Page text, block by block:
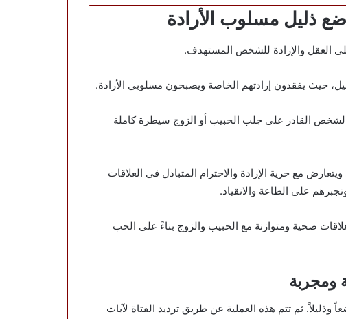
ذليل مسلوب الأرادة
العقل والإرادة للشخص المستهدف.
حيث يفقدون إرادتهم الخاصة ويصبحون مسلوبي الأرادة.
الشخص القادر على جلب الحبيب أو الزوج سيطرة كاملة
مع حرية الإرادة والاحترام المتبادل في العلاقات
على الطاعة والانقياد.
صحية ومتوازنة مع الحبيب والزوج بناءً على الحب
ومجربة
ثم تتم هذه العملية عن طريق ترديد الفتاة لآيات